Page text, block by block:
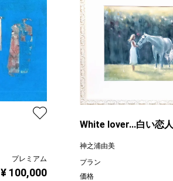
プレミアム
¥ 100,000
White lover...白い恋人
神之浦由美
プラン
価格